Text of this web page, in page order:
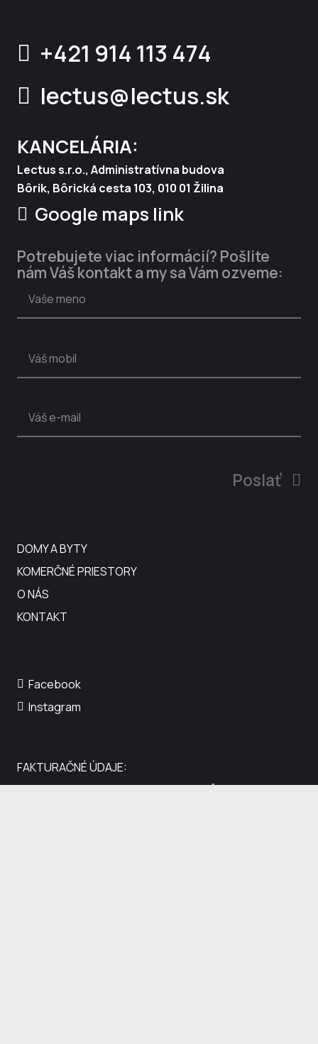
+421 914 113 474
lectus@lectus.sk
KANCELÁRIA:
Lectus s.r.o., Administratívna budova
Bôrik, Bôrická cesta 103, 010 01 Žilina
Google maps link
Potrebujete viac informácií? Pošlite
nám Váš kontakt a my sa Vám ozveme:
Poslať
DOMY A BYTY
KOMERČNÉ PRIESTORY
O NÁS
KONTAKT
Facebook
Instagram
FAKTURAČNÉ ÚDAJE:
Lectus s.r.o., Limbová 3056/11, 010 07 Žilina